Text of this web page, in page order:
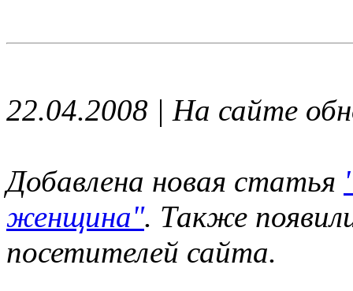
22.04.2008 | На сайте
Добавлена новая статья
женщина". Также
посетителей сайта.